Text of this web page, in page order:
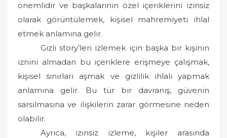
önemlidir ve başkalarının özel içeriklerini izinsiz
olarak görüntülemek, kişisel mahremiyeti ihlal
etmek anlamına gelir.
Gizli story’leri izlemek için başka bir kişinin
iznini almadan bu içeriklere erişmeye çalışmak,
kişisel sınırları aşmak ve gizlilik ihlali yapmak
anlamına gelir. Bu tür bir davranış, güvenin
sarsılmasına ve ilişkilerin zarar görmesine neden
olabilir.
Ayrıca, izinsiz izleme, kişiler arasında